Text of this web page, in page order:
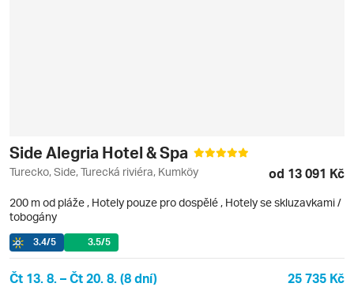
Side Alegria Hotel & Spa
Turecko, Side, Turecká riviéra, Kumköy od 13 091 Kč
200 m od pláže , Hotely pouze pro dospělé , Hotely se skluzavkami /
tobogány
3.4/5 3.5/5
Čt 13. 8. – Čt 20. 8. (8 dní) 25 735 Kč